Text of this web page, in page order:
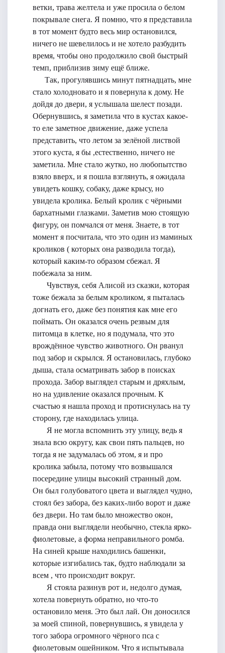
ветки, трава желтела и уже просила о белом
покрывале снега. Я помню, что я представила
в тот момент будто весь мир остановился,
ничего не шевелилось и не хотело разбудить
время, чтобы оно продолжило свой быстрый
темп, приблизив зиму ещё ближе.
Так, прогулявшись минут пятнадцать, мне
стало холодновато и я повернула к дому. Не
дойдя до двери, я услышала шелест позади.
Обернувшись, я заметила что в кустах какое-
то еле заметное движение, даже успела
представить, что летом за зелёной листвой
этого куста, я бы ,естественно, ничего не
заметила. Мне стало жутко, но любопытство
взяло вверх, и я пошла взглянуть, я ожидала
увидеть кошку, собаку, даже крысу, но
увидела кролика. Белый кролик с чёрными
бархатными глазками. Заметив мою стоящую
фигуру, он помчался от меня. Знаете, в тот
момент я посчитала, что это один из маминых
кроликов ( которых она разводила тогда),
который каким-то образом сбежал. Я
побежала за ним.
Чувствуя, себя Алисой из сказки, которая
тоже бежала за белым кроликом, я пыталась
догнать его, даже без понятия как мне его
поймать. Он оказался очень резвым для
питомца в клетке, но я подумала, что это
врождённое чувство животного. Он рванул
под забор и скрылся. Я остановилась, глубоко
дыша, стала осматривать забор в поисках
прохода. Забор выглядел старым и дряхлым,
но на удивление оказался прочным. К
счастью я нашла проход и протиснулась на ту
сторону, где находилась улица.
Я не могла вспомнить эту улицу, ведь я
знала всю округу, как свои пять пальцев, но
тогда я не задумалась об этом, я и про
кролика забыла, потому что возвышался
посередине улицы высокий странный дом.
Он был голубоватого цвета и выглядел чудно,
стоял без забора, без каких-либо ворот и даже
без двери. Но там было множество окон,
правда они выглядели необычно, стекла ярко-
фиолетовые, а форма неправильного ромба.
На синей крыше находились башенки,
которые изгибались так, будто наблюдали за
всем , что происходит вокруг.
Я стояла разинув рот и, недолго думая,
хотела повернуть обратно, но что-то
остановило меня. Это был лай. Он доносился
за моей спиной, повернувшись, я увидела у
того забора огромного чёрного пса с
фиолетовым ошейником. Что я испытывала